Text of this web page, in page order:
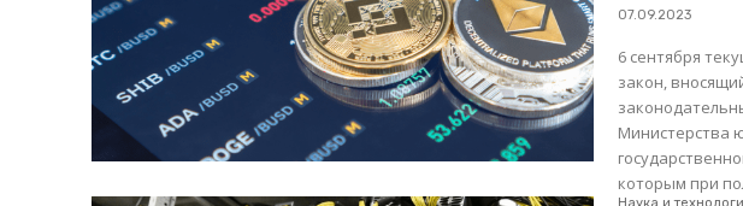
07.09.2023
6 сентября
закон,
Министерства юстиции. В
которым при